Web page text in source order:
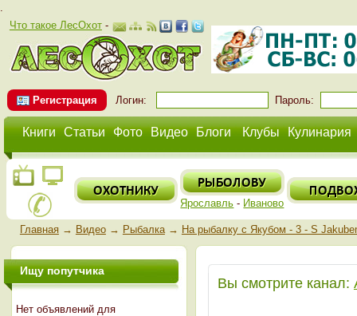
.
Что такое ЛесОхот-
Регистрация Логин: Пароль:
Книги Статьи Фото Видео Блоги Клубы Кулинария
Ярославль - Иваново
Главная→ Видео→ Рыбалка→ На рыбалку с Якубом - 3 - S
Вы смотрите канал:
Ищу попутчика
Нет объявлений для